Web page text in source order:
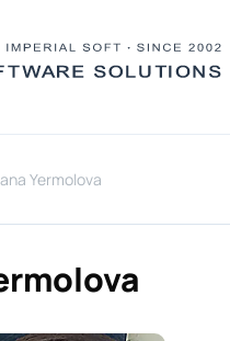
Yermolova